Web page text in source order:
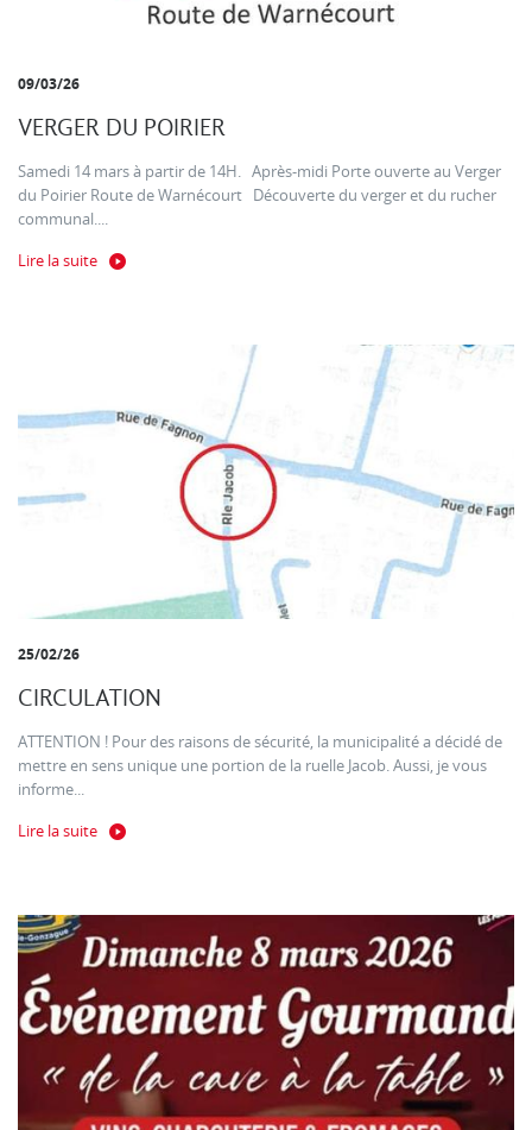
09/03/26
VERGER DU POIRIER
Samedi 14 mars à partir de 14H. Après-midi Porte ouverte au Verger
du Poirier Route de Warnécourt Découverte du verger et du rucher
communal....
Lire la suite
25/02/26
CIRCULATION
ATTENTION ! Pour des raisons de sécurité, la municipalité a décidé de
mettre en sens unique une portion de la ruelle Jacob. Aussi, je vous
informe...
Lire la suite